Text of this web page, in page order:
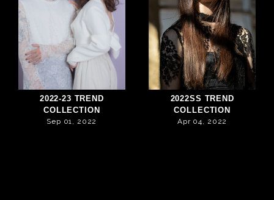
2022-23 TREND
COLLECTION
Sep 01, 2022
2022SS TREND
COLLECTION
Apr 04, 2022